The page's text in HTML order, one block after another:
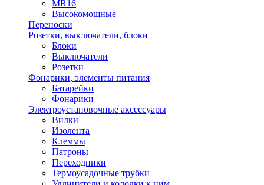
MR16
Высокомощные
Переноски
Розетки, выключатели, блоки
Блоки
Выключатели
Розетки
Фонарики, элементы питания
Батарейки
Фонарики
Электроустановочные аксессуары
Вилки
Изолента
Клеммы
Патроны
Переходники
Термоусадочные трубки